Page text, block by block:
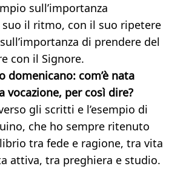
sull’importanza
suo il ritmo, con il suo ripetere
di prendere del
con il Signore.
domenicano: com’è nata
vocazione, per così dire?
gli scritti e l’esempio di
che ho sempre ritenuto
tra fede e ragione, tra vita
attiva, tra preghiera e studio.